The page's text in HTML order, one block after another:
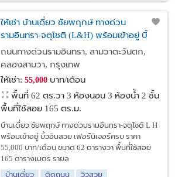
ให้เช่า บ้านเดี่ยว ชัยพฤกษ์ ทางด่วน
รามอินทรา-จตุโชติ (L&H) พร้อมเข้าอยู่ บิ้
วอินสวย เฟอร์นิเจอร์ครบ ราคา 55,000 บาท/
เดือน
ถนนทางด่วนรามอินทรา, สามวาตะวันตก,
คลองสามวา, กรุงเทพ
ให้เช่า: 55,000บาท/เดือน
พื้นที่ 62 ตร.วา 3 ห้องนอน 3 ห้องน้ำ 2 ชั้น
พื้นที่ใช้สอย 165 ตร.ม.
บ้านเดี่ยว ชัยพฤกษ์ ทางด่วนรามอินทรา-จตุโชติ L H
พร้อมเข้าอยู่ บิ้วอินสวย เฟอร์นิเจอร์ครบ ราคา
55,000 บาท/เดือน ขนาด 62 ตารางวา พื้นที่ใช้สอย
165 ตารางเมตร รายล
บ้านเดี่ยว
ติดถนน วิวสวย